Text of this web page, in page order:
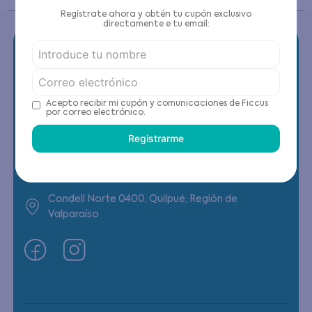
Contáctanos
(22) 6178818 - Compras Internet
Condell Norte 0400, Quilpué, Región de
Valparaíso
Regístrate ahora y obtén tu cupón exclusivo
directamente e tu email:
Acepto recibir mi cupón y comunicaciones de Ficcus
por correo electrónico.
Registrarme